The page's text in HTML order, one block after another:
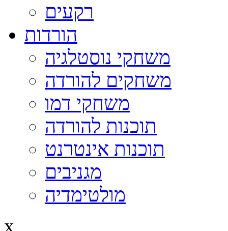
רקעים
הורדות
משחקי נוסטלגיה
משחקים להורדה
משחקי דמו
תוכנות להורדה
תוכנות אינטרנט
מגניבים
מולטימדיה
x